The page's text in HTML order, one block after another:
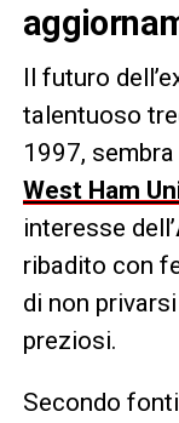
Il futuro
talentuoso
1997,
West Ham
interesse dell’
ribadito con
di non
preziosi.
Secondo